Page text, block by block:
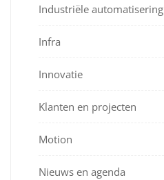
Industriële automatisering
Infra
Innovatie
Klanten en projecten
Motion
Nieuws en agenda